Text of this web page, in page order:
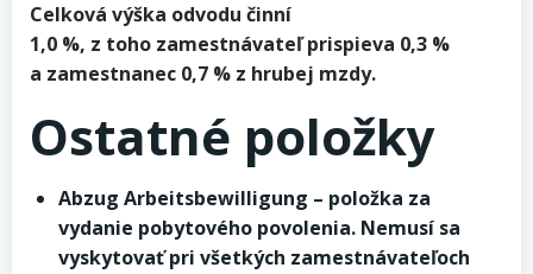
Celková výška odvodu činní
1,0 %, z toho zamestnávateľ prispieva 0,3 %
a zamestnanec 0,7 % z hrubej mzdy.
Ostatné položky
Abzug Arbeitsbewilligung – položka za
vydanie pobytového povolenia. Nemusí sa
vyskytovať pri všetkých zamestnávateľoch